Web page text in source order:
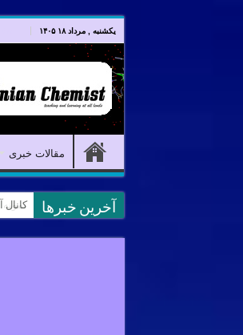
یکشنبه , مرداد ۱۸ ۱۴۰۵
مقالات خبری
آخرین خبرها کانال